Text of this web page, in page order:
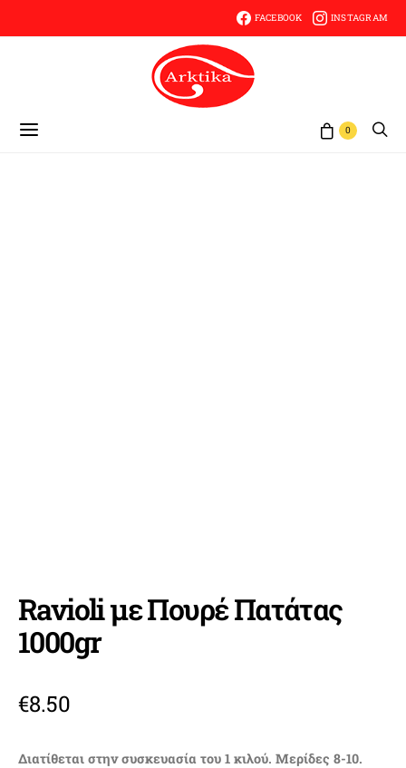
FACEBOOK INSTAGRAM
0
Ravioli με Πουρέ Πατάτας
1000gr
€8.50
Διατίθεται στην συσκευασία του 1 κιλού. Μερίδες 8-10.